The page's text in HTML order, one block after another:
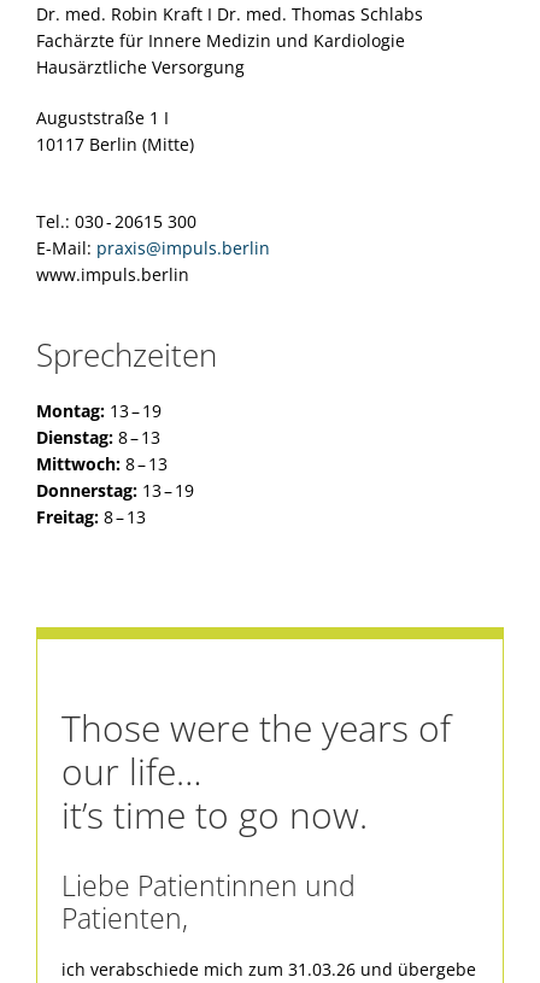
Dr. med. Robin Kraft I Dr. med. Thomas Schlabs
Fachärzte für Innere Medizin und Kardiologie
Hausärztliche Versorgung
Auguststraße 1 I
10117 Berlin (Mitte)
Tel.: 030 - 20615 300
E-Mail: praxis@impuls.berlin
www.impuls.berlin
Sprechzeiten
Montag:13 – 19
Dienstag: 8 – 13
Mittwoch:8 – 13
Donnerstag: 13 – 19
Freitag: 8 – 13
Those were the years of
our life…
it’s time to go now.
Liebe Patientinnen und
Patienten,
ich verabschiede mich zum 31.03.26 und übergebe